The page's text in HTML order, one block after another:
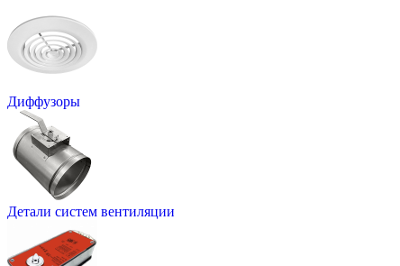
Диффузоры
Детали систем вентиляции